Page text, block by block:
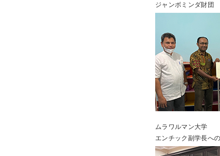
ジャンボミンダ財団
ムラワルマン大学
エンチック副学長へ